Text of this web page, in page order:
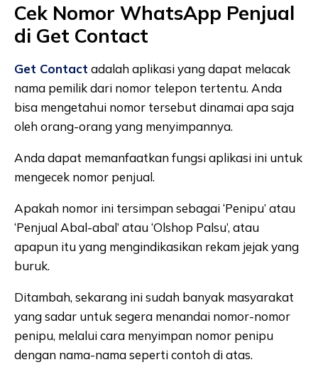
Cek Nomor WhatsApp Penjual
di Get Contact
Get Contact adalah aplikasi yang dapat melacak
nama pemilik dari nomor telepon tertentu. Anda
bisa mengetahui nomor tersebut dinamai apa saja
oleh orang-orang yang menyimpannya.
Anda dapat memanfaatkan fungsi aplikasi ini untuk
mengecek nomor penjual.
Apakah nomor ini tersimpan sebagai ‘Penipu’ atau
‘Penjual Abal-abal’ atau ‘Olshop Palsu’, atau
apapun itu yang mengindikasikan rekam jejak yang
buruk.
Ditambah, sekarang ini sudah banyak masyarakat
yang sadar untuk segera menandai nomor-nomor
penipu, melalui cara menyimpan nomor penipu
dengan nama-nama seperti contoh di atas.